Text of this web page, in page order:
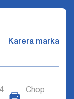
Karera markazi
Chop